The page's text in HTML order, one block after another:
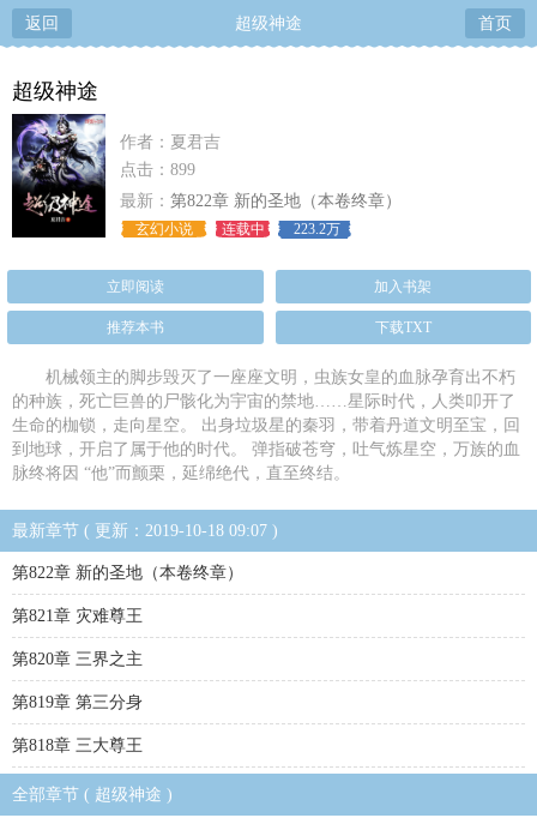
返回 超级神途 首页
超级神途
作者：夏君吉
点击：899
最新： 第822章 新的圣地（本卷终章）
玄幻小说 连载中 223.2万
立即阅读 加入书架
推荐本书 下载TXT
机械领主的脚步毁灭了一座座文明，虫族女皇的血脉孕育出不朽
的种族，死亡巨兽的尸骸化为宇宙的禁地……星际时代，人类叩开了
生命的枷锁，走向星空。 出身垃圾星的秦羽，带着丹道文明至宝，回
到地球，开启了属于他的时代。 弹指破苍穹，吐气炼星空，万族的血
脉终将因 “他”而颤栗，延绵绝代，直至终结。
最新章节 ( 更新：2019-10-18 09:07 )
第822章 新的圣地（本卷终章）
第821章 灾难尊王
第820章 三界之主
第819章 第三分身
第818章 三大尊王
全部章节 ( 超级神途 )